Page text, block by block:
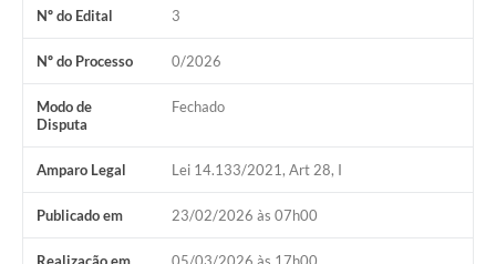
Nº do Edital 3
Nº do Processo 0/2026
Modo de
Disputa
Fechado
Amparo Legal Lei 14.133/2021, Art 28, I
Publicado em 23/02/2026 às 07h00